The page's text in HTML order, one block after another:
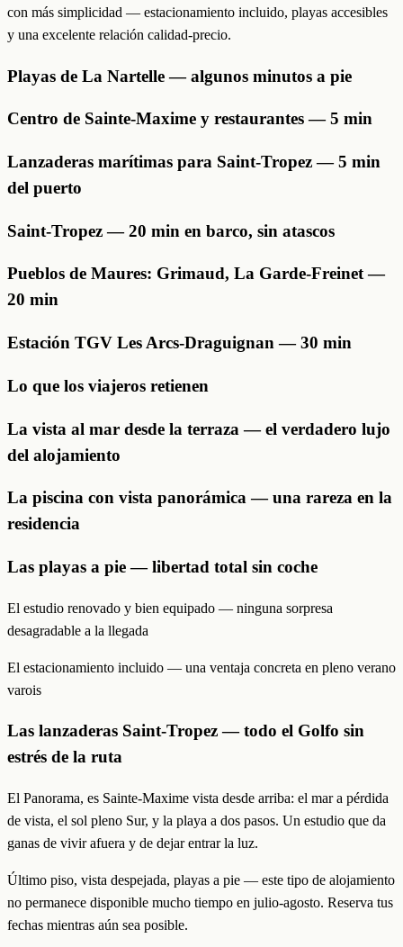
con más simplicidad — estacionamiento incluido, playas accesibles
y una excelente relación calidad-precio.
Playas de La Nartelle — algunos minutos a pie
Centro de Sainte-Maxime y restaurantes — 5 min
Lanzaderas marítimas para Saint-Tropez — 5 min
del puerto
Saint-Tropez — 20 min en barco, sin atascos
Pueblos de Maures: Grimaud, La Garde-Freinet —
20 min
Estación TGV Les Arcs-Draguignan — 30 min
Lo que los viajeros retienen
La vista al mar desde la terraza — el verdadero lujo
del alojamiento
La piscina con vista panorámica — una rareza en la
residencia
Las playas a pie — libertad total sin coche
El estudio renovado y bien equipado — ninguna sorpresa
desagradable a la llegada
El estacionamiento incluido — una ventaja concreta en pleno verano
varois
Las lanzaderas Saint-Tropez — todo el Golfo sin
estrés de la ruta
El Panorama, es Sainte-Maxime vista desde arriba: el mar a pérdida
de vista, el sol pleno Sur, y la playa a dos pasos. Un estudio que da
ganas de vivir afuera y de dejar entrar la luz.
Último piso, vista despejada, playas a pie — este tipo de alojamiento
no permanece disponible mucho tiempo en julio-agosto. Reserva tus
fechas mientras aún sea posible.